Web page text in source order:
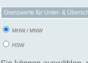
Grenzwerte für Unter- &
MHW / MNW
HSW